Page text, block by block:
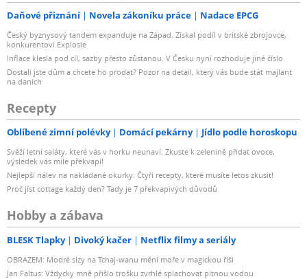
Daňové přiznání Novela zákoníku práce Nadace EPCG
Český byznysový tandem expanduje na Západ. Získal podíl v britské zbrojovce,
konkurentovi Explosie
Inflace klesla pod cíl, sazby přesto zůstanou. V Česku nyní rozhoduje jiné číslo
Dostali jste dům a chcete ho prodat? Pozor na detail, který vás bude stát majlant
na daních
Recepty
Oblíbené zimní polévky Domácí pekárny Jídlo podle horoskopu
Svěží letní saláty, které vás v horku neunaví: Zkuste k zelenině přidat ovoce,
výsledek vás mile překvapí!
Nejlepší nálev na nakládané okurky: Čtyři recepty, které musíte letos zkusit!
Proč jíst cottage každý den? Tady je 7 překvapivých důvodů
Hobby a zábava
BLESK Tlapky Divoký kačer Netflix filmy a seriály
OBRAZEM: Modré slzy na Tchaj-wanu mění moře v magickou říši
Jan Faltus: Vždycky mně přišlo trošku zvrhlé splachovat pitnou vodou